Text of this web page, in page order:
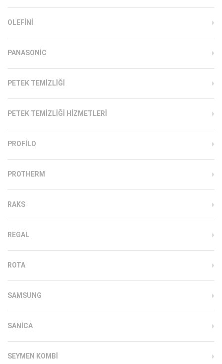
OLEFINI
PANASONIC
PETEK TEMIZLIĞI
PETEK TEMIZLIĞI HIZMETLERI
PROFILO
PROTHERM
RAKS
REGAL
ROTA
SAMSUNG
SANICA
SEYMEN KOMBI